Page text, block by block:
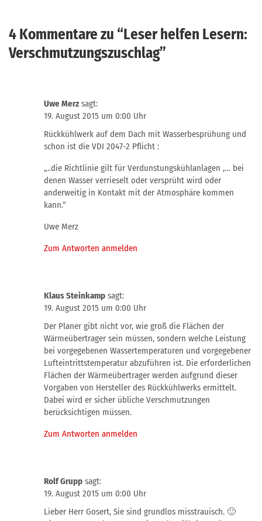
4 Kommentare zu “Leser helfen Lesern:
Verschmutzungszuschlag”
Uwe Merz sagt:
19. August 2015 um 0:00 Uhr
Rückkühlwerk auf dem Dach mit Wasserbesprühung und
schon ist die VDI 2047-2 Pflicht :
„..die Richtlinie gilt für Verdunstungskühlanlagen ,… bei
denen Wasser verrieselt oder versprüht wird oder
anderweitig in Kontakt mit der Atmosphäre kommen
kann.“
Uwe Merz
Zum Antworten anmelden
Klaus Steinkamp sagt:
19. August 2015 um 0:00 Uhr
Der Planer gibt nicht vor, wie groß die Flächen der
Wärmeübertrager sein müssen, sondern welche Leistung
bei vorgegebenen Wassertemperaturen und vorgegebener
Lufteintrittstemperatur abzuführen ist. Die erforderlichen
Flächen der Wärmeübertrager werden aufgrund dieser
Vorgaben von Hersteller des Rückkühlwerks ermittelt.
Dabei wird er sicher übliche Verschmutzungen
berücksichtigen müssen.
Zum Antworten anmelden
Rolf Grupp sagt:
19. August 2015 um 0:00 Uhr
Lieber Herr Gosert, Sie sind grundlos misstrauisch. 🙂